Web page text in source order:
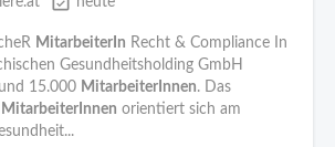
MitarbeiterIn Recht & Compliance In
Gesundheitsholding GmbH
15.000 MitarbeiterInnen. Das
MitarbeiterInnen orientiert sich am